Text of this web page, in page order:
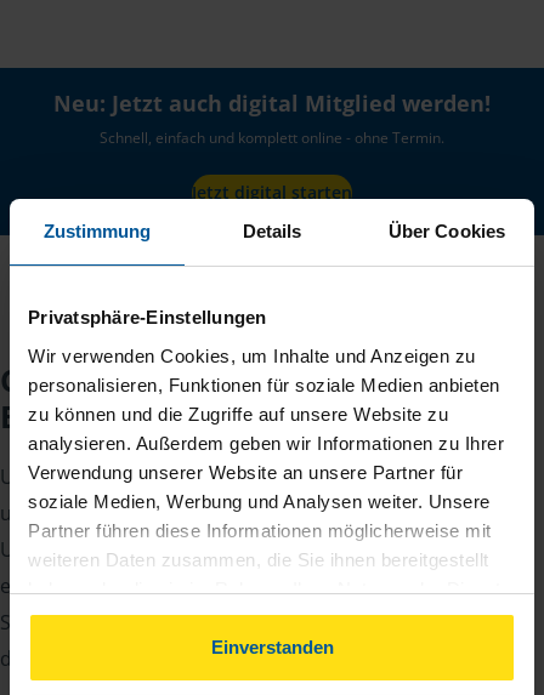
Zustimmung Details Über Cookies
Privatsphäre-Einstellungen
Wir verwenden Cookies, um Inhalte und Anzeigen zu
personalisieren, Funktionen für soziale Medien anbieten
zu können und die Zugriffe auf unsere Website zu
analysieren. Außerdem geben wir Informationen zu Ihrer
Verwendung unserer Website an unsere Partner für
soziale Medien, Werbung und Analysen weiter. Unsere
Partner führen diese Informationen möglicherweise mit
weiteren Daten zusammen, die Sie ihnen bereitgestellt
haben oder die sie im Rahmen Ihrer Nutzung der Dienste
gesammelt haben. Indem Sie auf Einverstanden klicken,
können Sie der Verwendung von Cookies, gemäß
unserer➔ Datenschutzrichtliniezustimmen.
Einverstanden
Neu: Jetzt auch digital Mitglied werden!
Schnell, einfach und komplett online - ohne Termin.
Jetzt digital starten
Checkliste für Ihr
Beratungsgespräch
Um Ihre Steuererklärung erstellen zu können, benötigen
unsere Beraterinnen und Berater eine Reihe von
Unterlagen von Ihnen. Dazu gehört beispielsweise die
elektronische Lohnsteuerbescheinigung, Ihre
Steueridentifikationsnummer, der Rentenbescheid oder
die Bescheinigung über das Kindergeld.